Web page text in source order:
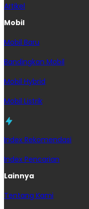
Artikel
Mobil
Mobil Baru
Bandingkan Mobil
Mobil Hybrid
Mobil Listrik
Index Rekomendasi
Index Pencarian
Lainnya
Tentang Kami